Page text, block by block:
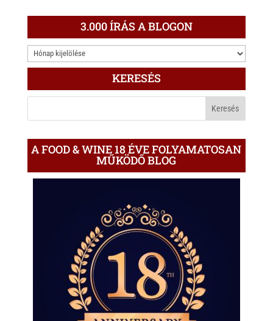
s
A
p
r
e
b
k
3.000 ÍRÁS A BLOGON
3.000
ÍRÁS
BLOGON
KERESÉS
A FOOD & WINE 18 ÉVE FOLYAMATOSAN
MŰKÖDŐ BLOG